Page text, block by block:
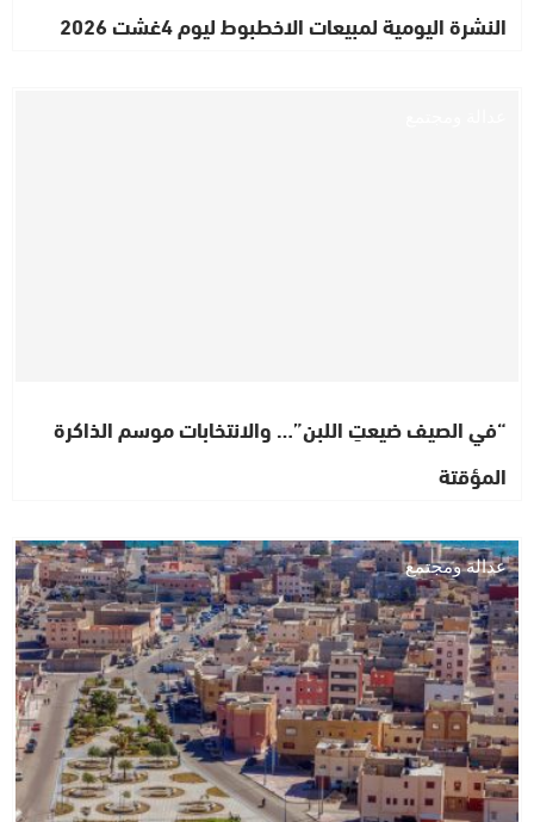
النشرة اليومية لمبيعات الاخطبوط ليوم 4غشت 2026
“في الصيف ضيعتِ اللبن”… والانتخابات موسم الذاكرة
المؤقتة
عدالة ومجتمع